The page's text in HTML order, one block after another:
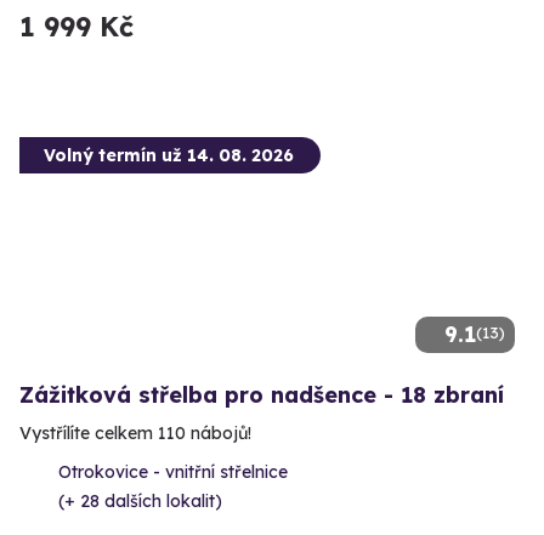
1 999 Kč
9.1(13)
Volný termín už 14. 08. 2026
Zážitková střelba pro nadšence - 18 zbraní
Vystřílíte celkem 110 nábojů!
Otrokovice - vnitřní střelnice
(+ 28 dalších lokalit)